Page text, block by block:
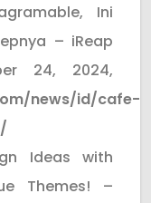
Ini
– iReap
24, 2024,
news/id/cafe-
Ideas with
Themes! –